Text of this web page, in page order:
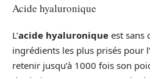
Acide hyaluronique
L’acide hyaluronique est sans
ingrédients les plus prisés pour
retenir jusqu’à 1000 fois son